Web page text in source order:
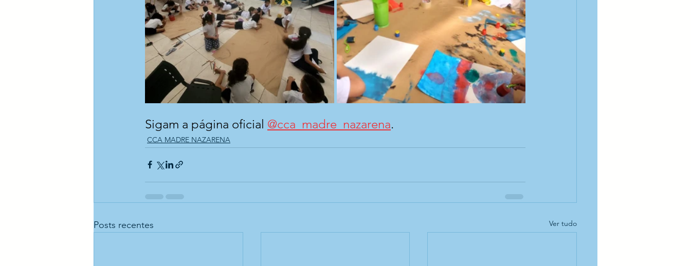
Sigam a página oficial @cca_madre_nazarena.
CCA MADRE NAZARENA
Posts recentes Ver tudo